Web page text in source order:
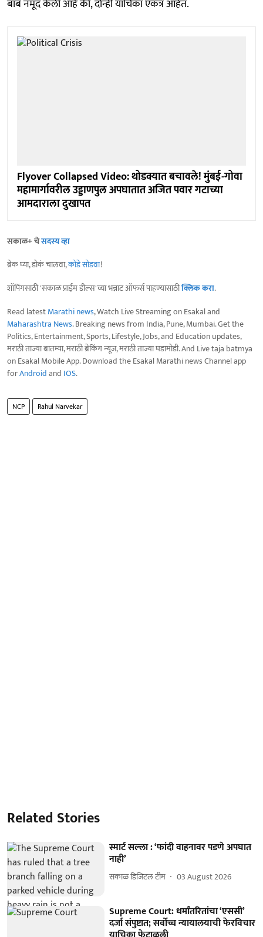
बाब नमूद केली आहे की, दोन्ही याचिका एकत्र आहेत.
Flyover Collapsed Video: थोडक्यात बचावले! मुंबई-गोवा
महामार्गावरील उड्डाणपुल अपघातात अजित पवार गटाच्या
आमदाराला दुखापत
सकाळ+ चेसदस्य व्हा
ब्रेक घ्या, डोकं चालवा,कोडे सोडवा!
शॉपिंगसाठी 'सकाळ प्राईम डील्स'च्या भन्नाट ऑफर्स पाहण्यासाठीक्लिक करा.
Read latestMarathi news, Watch Live Streaming on Esakal and
Maharashtra News. Breaking news from India, Pune, Mumbai. Get the
Politics, Entertainment, Sports, Lifestyle, Jobs, and Education updates,
मराठी ताज्या बातम्या, मराठी ब्रेकिंग न्यूज, मराठी ताज्या घडामोडी. And Live taja batmya
on Esakal Mobile App. Download the Esakal Marathi news Channel app
forAndroidand IOS.
NCP Rahul Narvekar
Related Stories
स्मार्ट सल्ला : ‘फांदी वाहनावर पडणे अपघात
नाही’
सकाळ डिजिटल टीम 03 August 2026
Supreme Court: धर्मांतरितांचा ‘एससी’
दर्जा संपुष्टात; सर्वोच्च न्यायालयाची फेरविचार